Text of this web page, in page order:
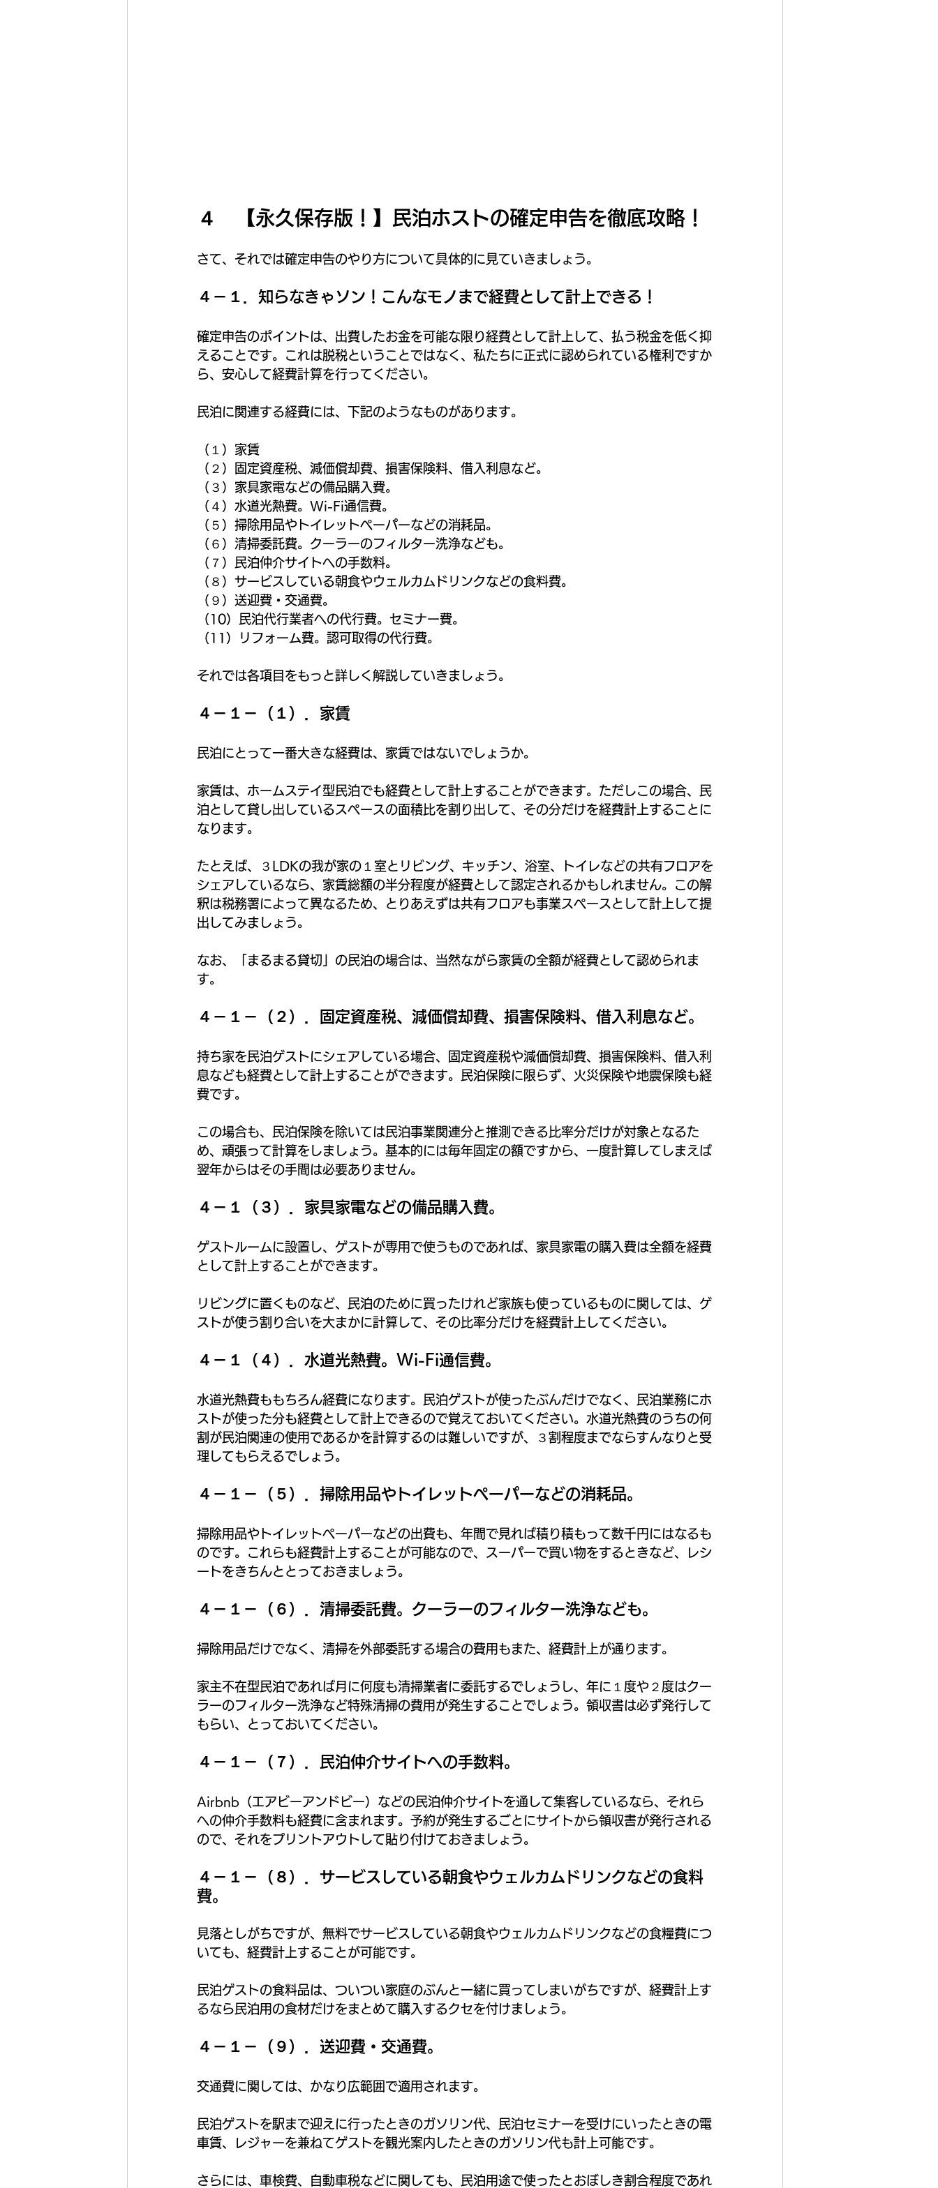
４　【永久保存版！】民泊ホストの確定申告を徹底攻略！
さて、それでは確定申告のやり方について具体的に見ていきましょう。
４－１．知らなきゃソン！こんなモノまで経費として計上できる！
確定申告のポイントは、出費したお金を可能な限り経費として計上して、払う税金を低く抑
えることです。これは脱税ということではなく、私たちに正式に認められている権利ですか
ら、安心して経費計算を行ってください。
民泊に関連する経費には、下記のようなものがあります。
（１）家賃
（２）固定資産税、減価償却費、損害保険料、借入利息など。
（３）家具家電などの備品購入費。
（４）水道光熱費。Wi-Fi通信費。
（５）掃除用品やトイレットペーパーなどの消耗品。
（６）清掃委託費。クーラーのフィルター洗浄なども。
（７）民泊仲介サイトへの手数料。
（８）サービスしている朝食やウェルカムドリンクなどの食料費。
（９）送迎費・交通費。
（10）民泊代行業者への代行費。セミナー費。
（11）リフォーム費。認可取得の代行費。
それでは各項目をもっと詳しく解説していきましょう。
４－１－（１）．家賃
民泊にとって一番大きな経費は、家賃ではないでしょうか。
家賃は、ホームステイ型民泊でも経費として計上することができます。ただしこの場合、民
泊として貸し出しているスペースの面積比を割り出して、その分だけを経費計上することに
なります。
たとえば、３LDKの我が家の１室とリビング、キッチン、浴室、トイレなどの共有フロアを
シェアしているなら、家賃総額の半分程度が経費として認定されるかもしれません。この解
釈は税務署によって異なるため、とりあえずは共有フロアも事業スペースとして計上して提
出してみましょう。
なお、「まるまる貸切」の民泊の場合は、当然ながら家賃の全額が経費として認められま
す。
４－１－（２）．固定資産税、減価償却費、損害保険料、借入利息など。
持ち家を民泊ゲストにシェアしている場合、固定資産税や減価償却費、損害保険料、借入利
息なども経費として計上することができます。民泊保険に限らず、火災保険や地震保険も経
費です。
この場合も、民泊保険を除いては民泊事業関連分と推測できる比率分だけが対象となるた
め、頑張って計算をしましょう。基本的には毎年固定の額ですから、一度計算してしまえば
翌年からはその手間は必要ありません。
４－１（３）．家具家電などの備品購入費。
ゲストルームに設置し、ゲストが専用で使うものであれば、家具家電の購入費は全額を経費
として計上することができます。
リビングに置くものなど、民泊のために買ったけれど家族も使っているものに関しては、ゲ
ストが使う割り合いを大まかに計算して、その比率分だけを経費計上してください。
４－１（４）．水道光熱費。Wi-Fi通信費。
水道光熱費ももちろん経費になります。民泊ゲストが使ったぶんだけでなく、民泊業務にホ
ストが使った分も経費として計上できるので覚えておいてください。水道光熱費のうちの何
割が民泊関連の使用であるかを計算するのは難しいですが、３割程度までならすんなりと受
理してもらえるでしょう。
４－１－（５）．掃除用品やトイレットペーパーなどの消耗品。
掃除用品やトイレットペーパーなどの出費も、年間で見れば積り積もって数千円にはなるも
のです。これらも経費計上することが可能なので、スーパーで買い物をするときなど、レシ
ートをきちんととっておきましょう。
４－１－（６）．清掃委託費。クーラーのフィルター洗浄なども。
掃除用品だけでなく、清掃を外部委託する場合の費用もまた、経費計上が通ります。
家主不在型民泊であれば月に何度も清掃業者に委託するでしょうし、年に１度や２度はクー
ラーのフィルター洗浄など特殊清掃の費用が発生することでしょう。領収書は必ず発行して
もらい、とっておいてください。
４－１－（７）．民泊仲介サイトへの手数料。
Airbnb（エアビーアンドビー）などの民泊仲介サイトを通して集客しているなら、それら
への仲介手数料も経費に含まれます。予約が発生するごとにサイトから領収書が発行される
ので、それをプリントアウトして貼り付けておきましょう。
４－１－（８）．サービスしている朝食やウェルカムドリンクなどの食料
費。
見落としがちですが、無料でサービスしている朝食やウェルカムドリンクなどの食糧費につ
いても、経費計上することが可能です。
民泊ゲストの食料品は、ついつい家庭のぶんと一緒に買ってしまいがちですが、経費計上す
るなら民泊用の食材だけをまとめて購入するクセを付けましょう。
４－１－（９）．送迎費・交通費。
交通費に関しては、かなり広範囲で適用されます。
民泊ゲストを駅まで迎えに行ったときのガソリン代、民泊セミナーを受けにいったときの電
車賃、レジャーを兼ねてゲストを観光案内したときのガソリン代も計上可能です。
さらには、車検費、自動車税などに関しても、民泊用途で使ったとおぼしき割合程度であれ